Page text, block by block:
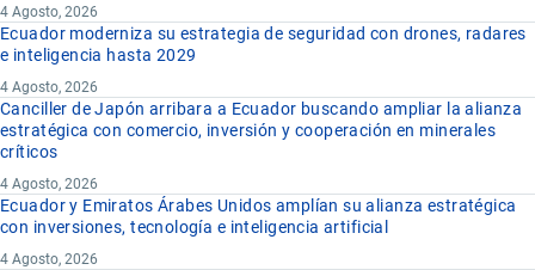
4 Agosto, 2026
Ecuador moderniza su estrategia de seguridad con drones, radares
e inteligencia hasta 2029
4 Agosto, 2026
Canciller de Japón arribara a Ecuador buscando ampliar la alianza
estratégica con comercio, inversión y cooperación en minerales
críticos
4 Agosto, 2026
Ecuador y Emiratos Árabes Unidos amplían su alianza estratégica
con inversiones, tecnología e inteligencia artificial
4 Agosto, 2026